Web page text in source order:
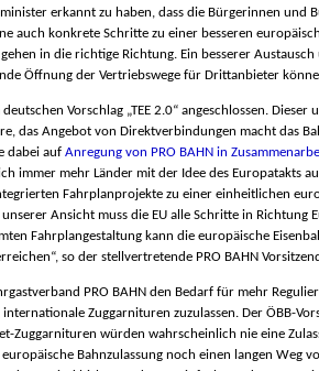
erkannt zu haben, dass die Bürgerinnen und
auch konkrete Schritte zu einer besseren
in die richtige Richtung. Ein besserer
Öffnung der Vertriebswege für Drittanbieter
Vorschlag „TEE 2.0“ angeschlossen. Dieser
das Angebot von Direktverbindungen macht das
dabei auf Anregung von PRO BAHN in
immer mehr Länder mit der Idee des Europatakts
Fahrplanprojekte zu einer einheitlichen
Ansicht muss die EU alle Schritte in Richtung
Fahrplangestaltung kann die europäische
so der stellvertretende PRO BAHN
PRO BAHN den Bedarf für mehr
Zuggarnituren zuzulassen. Der ÖBB-
Zuggarnituren würden wahrscheinlich nie eine
europäische Bahnzulassung noch einen langen Weg